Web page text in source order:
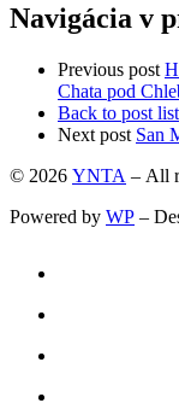
Navigácia v
Previous post
Chata pod
Back to post list
Next post San
© 2026 YNTA – All
Powered by WP –